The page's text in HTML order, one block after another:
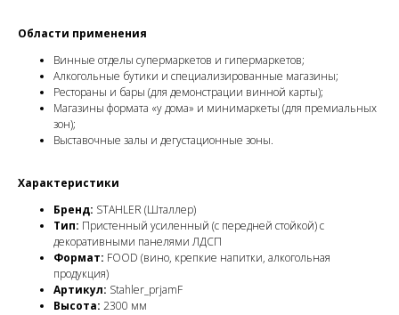
Области применения
Винные отделы супермаркетов и гипермаркетов;
Алкогольные бутики и специализированные магазины;
Рестораны и бары (для демонстрации винной карты);
Магазины формата «у дома» и минимаркеты (для премиальных
зон);
Выставочные залы и дегустационные зоны.
Характеристики
Бренд: STAHLER (Шталлер)
Тип: Пристенный усиленный (с передней стойкой) с
декоративными панелями ЛДСП
Формат: FOOD (вино, крепкие напитки, алкогольная
продукция)
Артикул: Stahler_prjamF
Высота: 2300 мм